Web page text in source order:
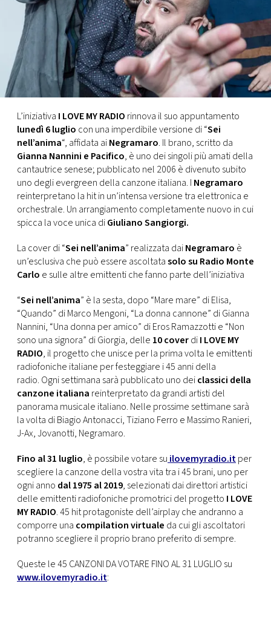
TV
PRINCIPATO
DI
MONACO
RMC
CONSIGLIA
L’iniziativa I LOVE MY RADIO rinnova il suo appuntamento
lunedì 6 luglio con una imperdibile versione di “Sei
nell’anima“, affidata aiNegramaro. Il brano, scritto da
Gianna Nannini e Pacifico, è uno dei singoli più amati della
cantautrice senese; pubblicato nel 2006 è divenuto subito
uno degli evergreen della canzone italiana. I Negramaro
reinterpretano la hit in un’intensa versione tra elettronica e
orchestrale. Un arrangiamento completamente nuovo in cui
spicca la voce unica diGiuliano Sangiorgi.
La cover di “Sei nell’anima” realizzata daiNegramaro è
un’esclusiva che può essere ascoltatasolo su Radio Monte
Carlo e sulle altre emittenti che fanno parte dell’iniziativa
“Sei nell’anima” è la sesta, dopo “Mare mare” di Elisa,
“Quando” di Marco Mengoni, “La donna cannone” di Gianna
Nannini, “Una donna per amico” di Eros Ramazzotti e “Non
sono una signora” di Giorgia, delle 10 coverdiI LOVE MY
RADIO, il progetto che unisce per la prima volta le emittenti
radiofoniche italiane per festeggiare i 45 anni della
radio. Ogni settimana sarà pubblicato uno deiclassici della
canzone italiana reinterpretato da grandi artisti del
panorama musicale italiano. Nelle prossime settimane sarà
la volta di Biagio Antonacci, Tiziano Ferro e Massimo Ranieri,
J-Ax, Jovanotti, Negramaro.
Fino al 31 luglio, è possibile votare su ilovemyradio.itper
scegliere la canzone della vostra vita tra i 45 brani, uno per
ogni anno dal 1975 al 2019, selezionati dai direttori artistici
delle emittenti radiofoniche promotrici del progetto I LOVE
MY RADIO. 45 hit protagoniste dell’airplay che andranno a
comporre una compilation virtuale da cui gli ascoltatori
potranno scegliere il proprio brano preferito di sempre.
Queste le 45 CANZONI DA VOTARE FINO AL 31 LUGLIO su
www.ilovemyradio.it: